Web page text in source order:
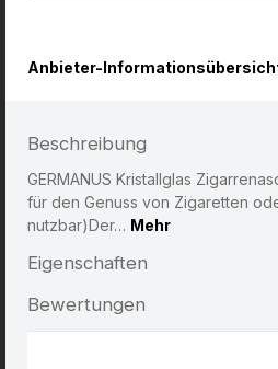
Anbieter-Informationsübersicht
Beschreibung
GERMANUS Kristallglas
für den Genuss von Zigaretten
nutzbar)Der… Mehr
Eigenschaften
Bewertungen